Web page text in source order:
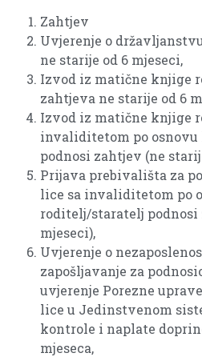
Zahtjev
Uvjerenje o
ne starije od 6 mjeseci,
Izvod iz matične knjige
zahtjeva ne starije od 6
Izvod iz matične knjige
invaliditetom po
podnosi zahtjev (ne
Prijava prebivališta za
lice sa invaliditetom po
roditelj/staratelj podnosi
mjeseci),
Uvjerenje o
zapošljavanje za
uvjerenje Porezne
lice u Jedinstvenom
kontrole i naplate
mjeseca,